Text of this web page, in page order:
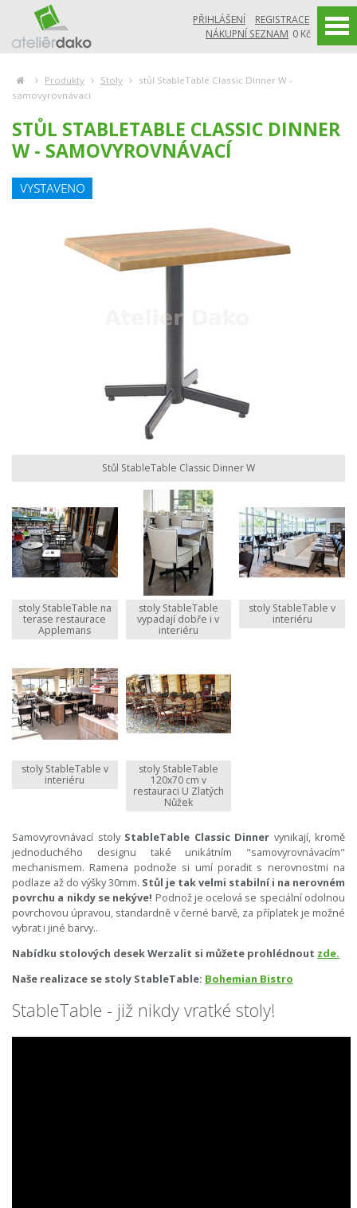
PŘIHLÁŠENÍ
REGISTRACE
NÁKUPNÍ SEZNAM 0 Kč
Produkty Stoly
stůl StableTable Classic Dinner W -
samovyrovnávací
STŮL STABLETABLE CLASSIC DINNER
W - SAMOVYROVNÁVACÍ
Stůl StableTable Classic Dinner W
stoly StableTable na
terase restaurace
Applemans
stoly StableTable
vypadají dobře i v
interiéru
stoly StableTable v
interiéru
stoly StableTable v
interiéru
stoly StableTable
120x70 cm v
restauraci U Zlatých
Nůžek
Samovyrovnávací stoly StableTable Classic Dinner vynikají, kromě
jednoduchého designu také unikátním "samovyrovnávacím"
mechanismem. Ramena podnože si umí poradit s nerovnostmi na
podlaze až do výšky 30mm. Stůl je tak velmi stabilní i na nerovném
povrchu a nikdy se nekýve! Podnož je ocelová se speciální odolnou
povrchovou úpravou, standardně v černé barvě, za příplatek je možné
vybrat i jiné barvy..
Nabídku stolových desek Werzalit si můžete prohlédnout zde.
Naše realizace se stoly StableTable: Bohemian Bistro
StableTable - již nikdy vratké stoly!